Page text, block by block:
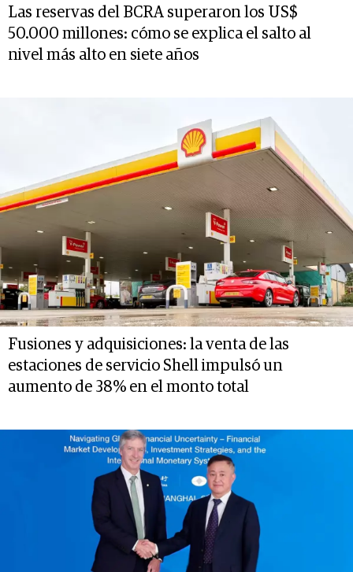
Las reservas del BCRA superaron los US$
50.000 millones: cómo se explica el salto al
nivel más alto en siete años
Fusiones y adquisiciones: la venta de las
estaciones de servicio Shell impulsó un
aumento de 38% en el monto total